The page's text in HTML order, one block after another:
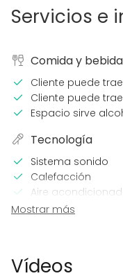
Servicios e
Comida y bebida
Cliente puede
Cliente puede
Espacio sirve
Tecnología
Sistema sonido
Calefacción
Aire
En el espacio
Uso exclusivo
Propia música OK
Mostrar más
Vídeos